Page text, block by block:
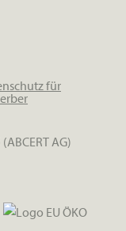
für
(ABCERT AG)